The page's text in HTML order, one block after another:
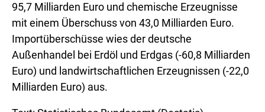
95,7 Milliarden Euro und chemische Erzeugnisse
mit einem Überschuss von 43,0 Milliarden Euro.
Importüberschüsse wies der deutsche
Außenhandel bei Erdöl und Erdgas (-60,8 Milliarden
Euro) und landwirtschaftlichen Erzeugnissen (-22,0
Milliarden Euro) aus.